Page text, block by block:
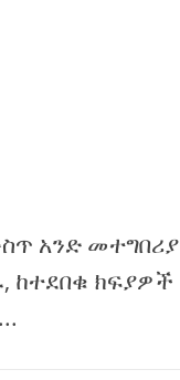
አንድ መተግበሪያ
ከተደበቁ ክፍያዎች